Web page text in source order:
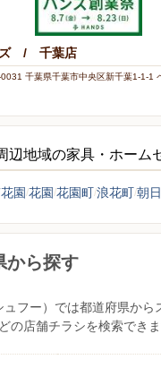
ズ / 千葉店
千葉県千葉市中央区新千葉1-1-1
辺地域の家具・ホーム
園 花園 花園町浪花町朝
から探す
ュフー）では都道府県か
の店舗チラシを検索できま